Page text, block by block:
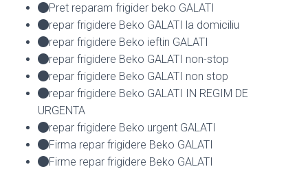
Pret reparam frigider beko GALATI
repar frigidere Beko GALATI la domiciliu
repar frigidere Beko ieftin GALATI
repar frigidere Beko GALATI non-stop
repar frigidere Beko GALATI non stop
repar frigidere Beko GALATI IN REGIM DE
URGENTA
repar frigidere Beko urgent GALATI
Firma repar frigidere Beko GALATI
Firme repar frigidere Beko GALATI